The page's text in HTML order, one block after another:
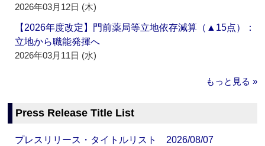
2026年03月12日 (木)
【2026年度改定】門前薬局等立地依存減算（▲15点）：
立地から職能発揮へ
2026年03月11日 (水)
もっと見る »
Press Release Title List
プレスリリース・タイトルリスト 2026/08/07